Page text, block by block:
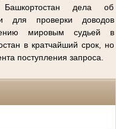
дела об
для проверки доводов
мировым судьей в
в кратчайший срок, но
поступления запроса.